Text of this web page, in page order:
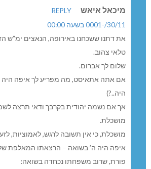
מיכאל איאש
REPLY
30/11/-0001 בשעה 00:00
את דתנו ששכחנו באירופה, הנאצים ימ”ש
טלאי צהוב.
שלום לך אברום.
אם אתה אתאיסט, מה מפריע לך איפה היה
היה..?)
אך אם נשמה יהודית בקרבך ודאי תרצה
מושכלת.
מושכלת, כי אין תשובה לרגש, לאמוציות,
איפה היה ה’ בשואה – הרצאתו המאלפת של
פורת, שרוב משפחתו נכחדה בשואה: